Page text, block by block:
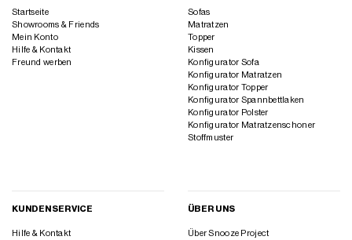
Startseite
Showrooms & Friends
Mein Konto
Hilfe & Kontakt
Freund werben
Sofas
Matratzen
Topper
Kissen
Konfigurator Sofa
Konfigurator Matratzen
Konfigurator Topper
Konfigurator Spannbettlaken
Konfigurator Polster
Konfigurator Matratzenschoner
Stoffmuster
KUNDENSERVICE
Hilfe & Kontakt
ÜBER UNS
Über Snooze Project